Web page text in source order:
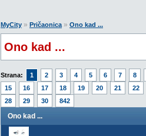
MyCity » Pričaonica» Ono kad ...
Ono kad ...
Strana: 1 2 3 4 5 6 7 8
15
16 17 18 19 20 21 22
28
29 30 842
Ono kad ...